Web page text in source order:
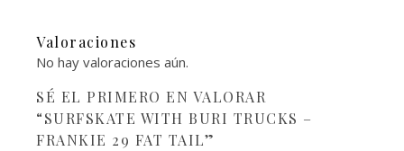
Valoraciones
No hay valoraciones aún.
SÉ EL PRIMERO EN VALORAR
“SURFSKATE WITH BURI TRUCKS –
FRANKIE 29 FAT TAIL”